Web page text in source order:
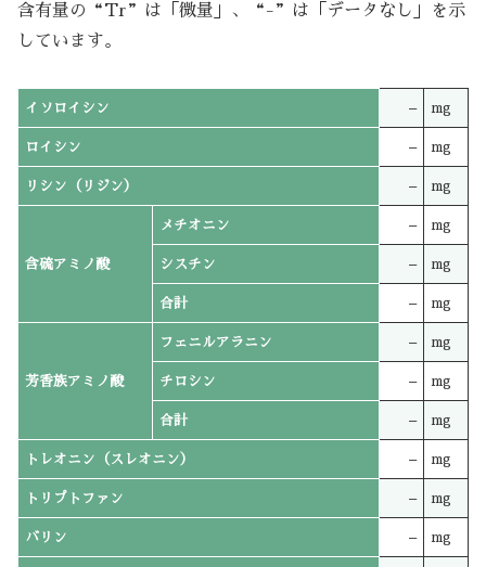
含有量の“Tr”は「微量」、“-”は「データなし」を示
しています。
イソロイシン – mg
ロイシン – mg
リシン（リジン） – mg
含硫アミノ酸
メチオニン – mg
シスチン – mg
合計 – mg
芳香族アミノ酸
フェニルアラニン – mg
チロシン – mg
合計 – mg
トレオニン（スレオニン） – mg
トリプトファン – mg
バリン – mg